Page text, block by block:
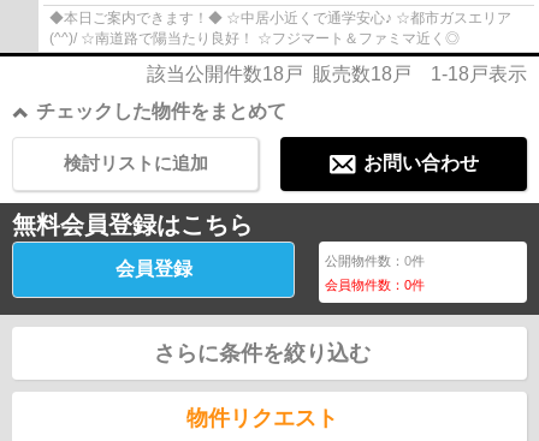
◆本日ご案内できます！◆ ☆中居小近くで通学安心♪ ☆都市ガスエリア
(^^)/ ☆南道路で陽当たり良好！ ☆フジマート＆ファミマ近く◎
該当公開件数18 戸 販売数18 戸 1-18 戸表示
チェックした物件をまとめて
お問い合わせ
検討リストに追加
無料会員登録はこちら
会員登録 公開物件数：0件
会員物件数：0件
さらに条件を絞り込む
物件リクエスト